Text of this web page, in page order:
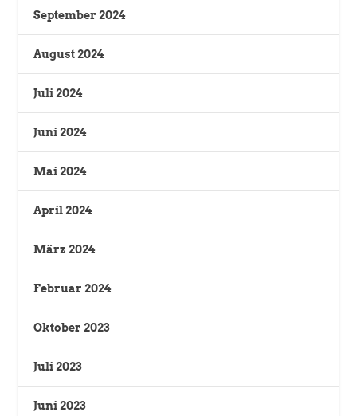
September 2024
August 2024
Juli 2024
Juni 2024
Mai 2024
April 2024
März 2024
Februar 2024
Oktober 2023
Juli 2023
Juni 2023